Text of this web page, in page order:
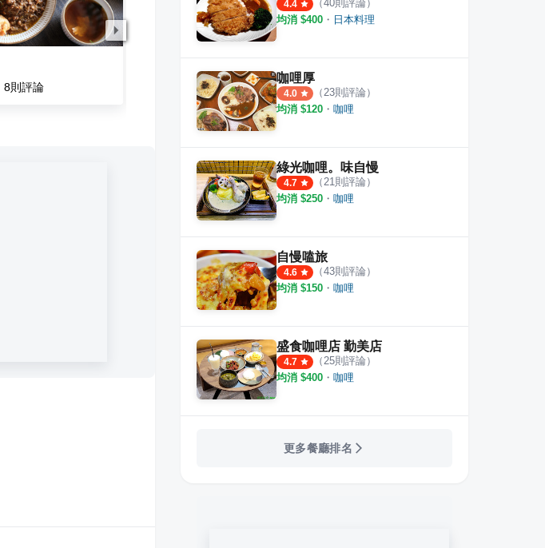
8則評論 則評論 3.6 ·
4.4 （40則評論）
均消 $400 ・ 日本料理
咖哩厚
4.0 （23則評論）
均消 $120 ・ 咖哩
綠光咖哩。味自慢
4.7 （21則評論）
均消 $250 ・ 咖哩
自慢嗑旅
4.6 （43則評論）
均消 $150 ・ 咖哩
盛食咖哩店 勤美店
4.7 （25則評論）
均消 $400 ・ 咖哩
更多餐廳排名